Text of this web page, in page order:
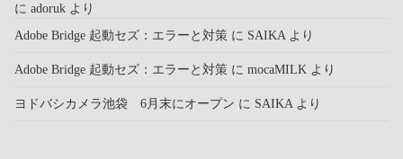
に adoruk より
Adobe Bridge 起動セズ：エラーと対策 に SAIKAより
Adobe Bridge 起動セズ：エラーと対策 に mocaMILK より
ヨドバシカメラ池袋 6月末にオープン に SAIKAより